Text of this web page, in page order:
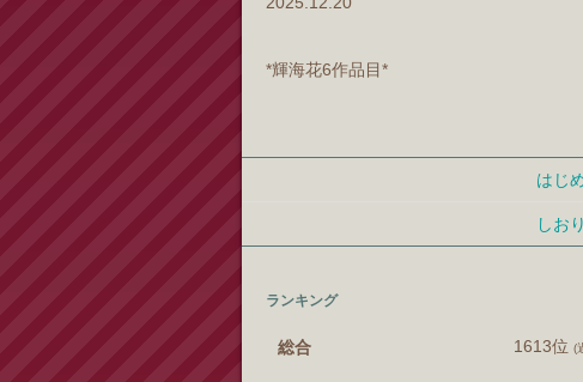
*輝海花6作品目*
はじ
しお
ランキング
総合 1613位 (